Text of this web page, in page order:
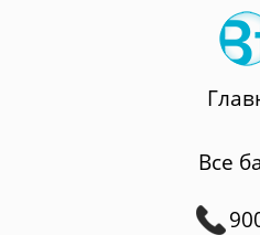
Все